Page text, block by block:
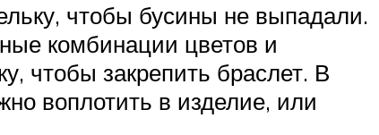
чтобы бусины не выпадали.
комбинации цветов и
чтобы закрепить браслет. В
воплотить в изделие, или